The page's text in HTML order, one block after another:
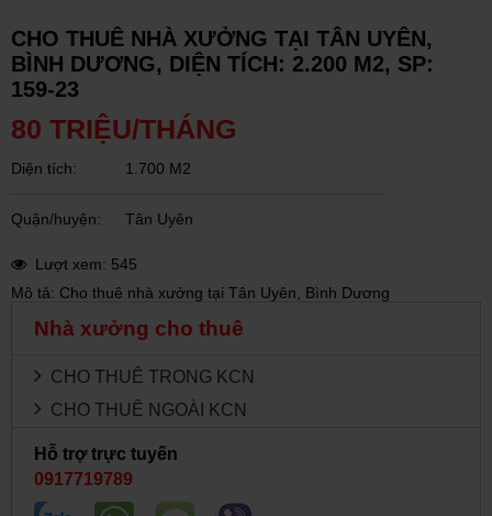
CHO THUÊ NHÀ XƯỞNG TẠI TÂN UYÊN,
BÌNH DƯƠNG, DIỆN TÍCH: 2.200 M2, SP:
159-23
80 TRIỆU/THÁNG
Diện tích: 1.700 M2
Quận/huyện: Tân Uyên
Lượt xem: 545
Mô tả: Cho thuê nhà xưởng tại Tân Uyên, Bình Dương
Nhà xưởng cho thuê
CHO THUÊ TRONG KCN
CHO THUÊ NGOÀI KCN
Hỗ trợ trực tuyến
0917719789